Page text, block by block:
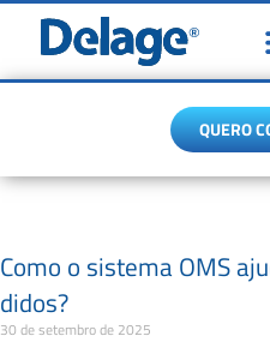
QUERO
Como o sistema OMS
didos?
30 de setembro de 2025